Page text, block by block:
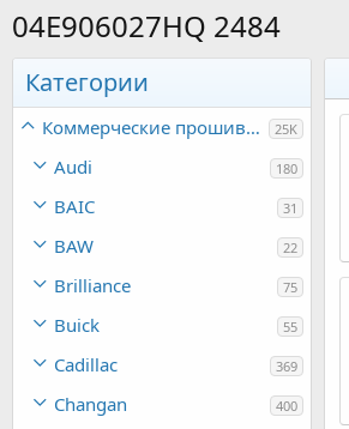
04E906027HQ 2484
Категории
Коммерческие прошивки 25K
Audi 180
BAIC 31
BAW 22
Brilliance 75
Buick 55
Cadillac 369
Changan 400